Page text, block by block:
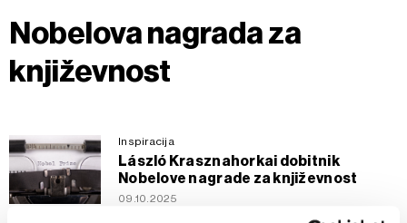
Nobelova nagrada za
književnost
Inspiracija
László Krasznahorkai dobitnik
Nobelove nagrade za književnost
09.10.2025